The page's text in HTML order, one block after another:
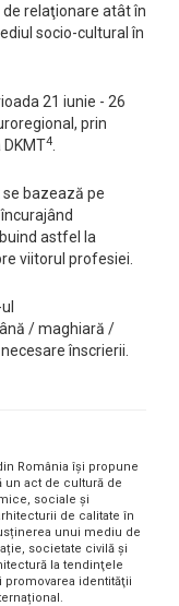
relaţionare atât în
socio-cultural în
21 iunie - 26
prin
4.
bazează pe
astfel la
viitorul profesiei.
/ maghiară /
înscrierii.
România își propune
act de cultură de
sociale şi
de calitate în
unui mediu de
societate civilă și
la tendinţele
identităţii